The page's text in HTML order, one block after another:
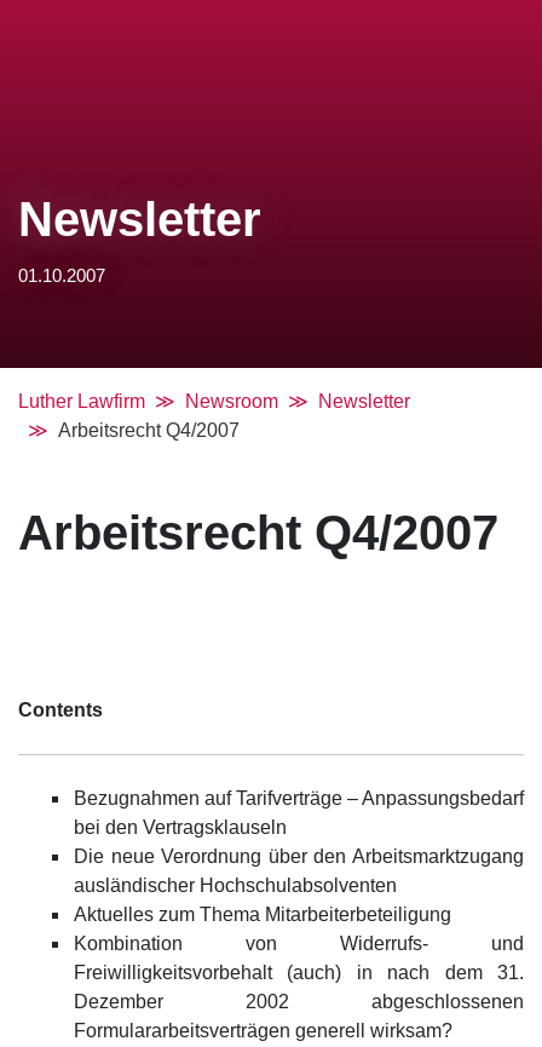
Newsletter
01.10.2007
Luther Lawfirm Newsroom
Newsletter
Arbeitsrecht Q4/2007
Arbeitsrecht Q4/2007
Contents
Bezugnahmen auf Tarifverträge – Anpassungsbedarf
bei den Vertragsklauseln
Die neue Verordnung über den Arbeitsmarktzugang
ausländischer Hochschulabsolventen
Aktuelles zum Thema Mitarbeiterbeteiligung
Kombination von Widerrufs- und
Freiwilligkeitsvorbehalt (auch) in nach dem 31.
Dezember 2002 abgeschlossenen
Formulararbeitsverträgen generell wirksam?